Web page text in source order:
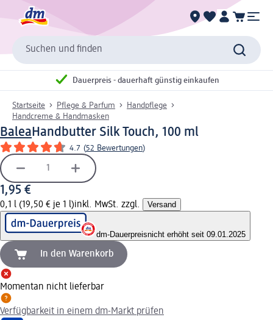
Suchen und finden
Dauerpreis - dauerhaft günstig einkaufen
Startseite Pflege & Parfum
Handpflege
Handcreme & Handmasken
Balea Handbutter Silk Touch, 100 ml
4.7 (52 Bewertungen)
1,95 €
0,1 l (19,50 € je 1 l)inkl. MwSt. zzgl. Versand
dm-Dauerpreisnicht erhöht seit 09.01.2025
In den Warenkorb
Momentan nicht lieferbar
Verfügbarkeit in einem dm-Markt prüfen